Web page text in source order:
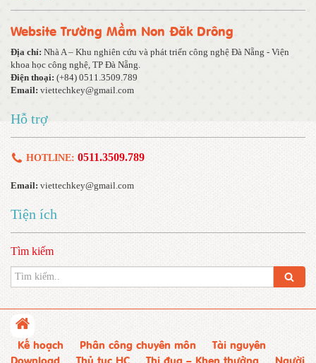
Website Trường Mầm Non Đăk Drông
Địa chỉ: Nhà A – Khu nghiên cứu và phát triển công nghệ Đà Nẵng - Viện
khoa học công nghệ, TP Đà Nẵng.
Điện thoại: (+84) 0511.3509.789
Email: viettechkey@gmail.com
Hỗ trợ
HOTLINE: 0511.3509.789
Email: viettechkey@gmail.com
Tiện ích
Tìm kiếm
Kế hoạch Phân công chuyên môn
Tài nguyên
Download
Thủ tục HC Thi đua – Khen thưởng Người